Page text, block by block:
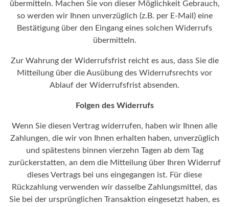
übermitteln. Machen Sie von dieser Möglichkeit Gebrauch,
so werden wir Ihnen unverzüglich (z.B. per E-Mail) eine
Bestätigung über den Eingang eines solchen Widerrufs
übermitteln.
Zur Wahrung der Widerrufsfrist reicht es aus, dass Sie die
Mitteilung über die Ausübung des Widerrufsrechts vor
Ablauf der Widerrufsfrist absenden.
Folgen des Widerrufs
Wenn Sie diesen Vertrag widerrufen, haben wir Ihnen alle
Zahlungen, die wir von Ihnen erhalten haben, unverzüglich
und spätestens binnen vierzehn Tagen ab dem Tag
zurückerstatten, an dem die Mitteilung über Ihren Widerruf
dieses Vertrags bei uns eingegangen ist. Für diese
Rückzahlung verwenden wir dasselbe Zahlungsmittel, das
Sie bei der ursprünglichen Transaktion eingesetzt haben, es